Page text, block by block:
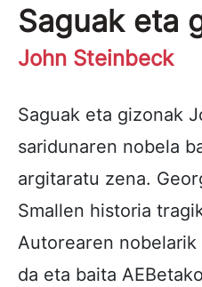
Saguak eta
John Steinbeck
Saguak eta gizonak
saridunaren nobela
argitaratu zena.
Smallen historia
Autorearen
da eta baita